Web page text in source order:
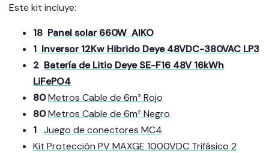
Este kit incluye:
18 Panel solar 660W AIKO
1 Inversor 12Kw Hibrido Deye 48VDC-380VAC LP3
2 Batería de Litio Deye SE-F16 48V 16kWh
LiFePO4
80Metros Cable de 6m² Rojo
80Metros Cable de 6m² Negro
1 Juego de conectores MC4
Kit Protección PV MAXGE 1000VDC Trifásico 2